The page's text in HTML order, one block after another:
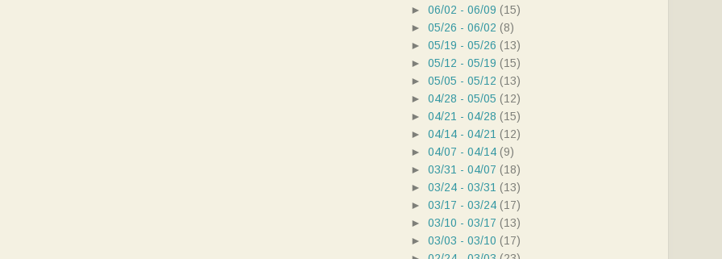
► 06/02 - 06/09 (15)
► 05/26 - 06/02 (8)
► 05/19 - 05/26 (13)
► 05/12 - 05/19 (15)
► 05/05 - 05/12 (13)
► 04/28 - 05/05 (12)
► 04/21 - 04/28 (15)
► 04/14 - 04/21 (12)
► 04/07 - 04/14 (9)
► 03/31 - 04/07 (18)
► 03/24 - 03/31 (13)
► 03/17 - 03/24 (17)
► 03/10 - 03/17 (13)
► 03/03 - 03/10 (17)